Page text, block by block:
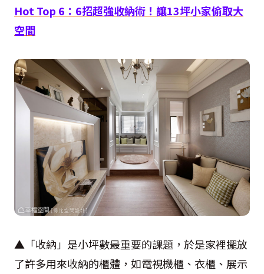
Hot Top 6 ： 6招超強收納術！讓13坪小家偷取大
空間
▲「收納」是小坪數最重要的課題，於是家裡擺放
了許多用來收納的櫃體，如電視機櫃、衣櫃、展示